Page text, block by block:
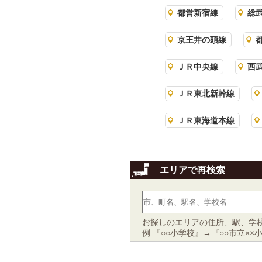
都営新宿線 総
京王井の頭線
ＪＲ中央線 西
ＪＲ東北新幹線
ＪＲ東海道本線
エリアで再検索
お探しのエリアの住所、駅、学
例 『○○小学校』→『○○市立××